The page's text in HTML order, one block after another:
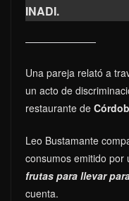
INADI.
Una pareja relató a
un acto de
restaurante de
Leo Bustamante
consumos emitido por
frutas para llevar
cuenta.